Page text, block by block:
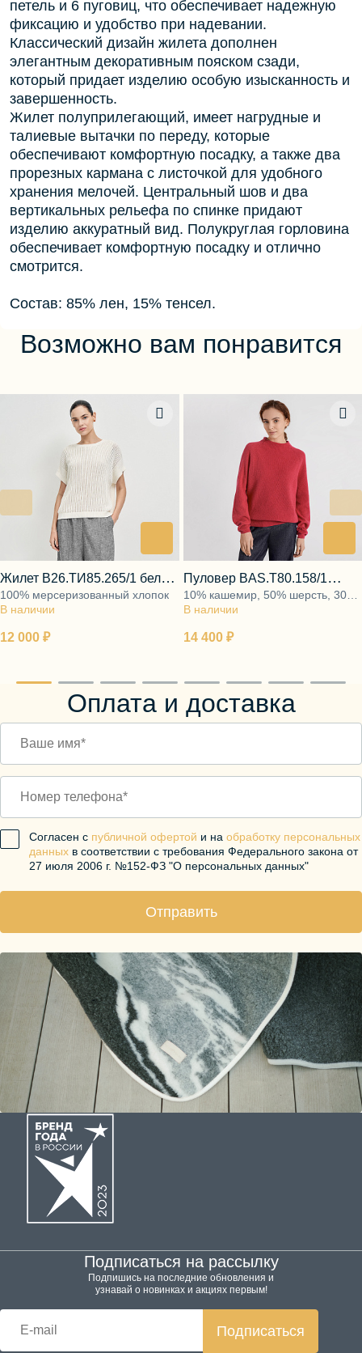
петель и 6 пуговиц, что обеспечивает надежную
фиксацию и удобство при надевании.
Классический дизайн жилета дополнен
элегантным декоративным пояском сзади,
который придает изделию особую изысканность и
завершенность.
Жилет полуприлегающий, имеет нагрудные и
талиевые вытачки по переду, которые
обеспечивают комфортную посадку, а также два
прорезных кармана с листочкой для удобного
хранения мелочей. Центральный шов и два
вертикальных рельефа по спинке придают
изделию аккуратный вид. Полукруглая горловина
обеспечивает комфортную посадку и отлично
смотрится.
Состав: 85% лен, 15% тенсел.
Возможно вам понравится
12 000 ₽
В наличии
Жилет B26.ТИ85.265/1 белая
парча
100% мерсеризованный хлопок
14 400 ₽
В наличии
Пуловер BAS.Т80.158/1
амарантовый
10% кашемир, 50% шерсть, 30%
вискоза, 10% полиамид
Оплата и доставка
Согласен с публичной офертой и на обработку персональных
данных в соответствии с требования Федерального закона от
27 июля 2006 г. №152-ФЗ "О персональных данных"
Отправить
Подписаться на рассылку
Подпишись на последние обновления и
узнавай о новинках и акциях первым!
Подписаться